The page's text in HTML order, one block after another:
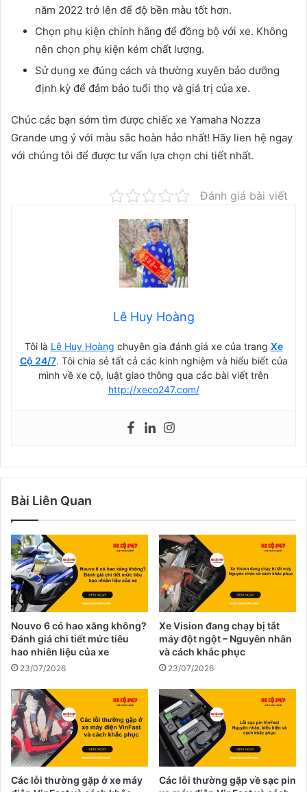
năm 2022 trở lên để độ bền màu tốt hơn.
Chọn phụ kiện chính hãng để đồng bộ với xe. Không
nên chọn phụ kiện kém chất lượng.
Sử dụng xe đúng cách và thường xuyên bảo dưỡng
định kỳ để đảm bảo tuổi thọ và giá trị của xe.
Chúc các bạn sớm tìm được chiếc xe Yamaha Nozza
Grande ưng ý với màu sắc hoàn hảo nhất! Hãy lien hệ ngay
với chúng tôi để được tư vấn lựa chọn chi tiết nhất.
Đánh giá bài viết
Lê Huy Hoàng
Tôi là Lê Huy Hoàng chuyên gia đánh giá xe của trang Xe
Cộ 24/7. Tôi chia sẻ tất cả các kinh nghiệm và hiểu biết của
mình về xe cộ, luật giao thông qua các bài viết trên
http://xeco247.com/
Bài Liên Quan
Nouvo 6 có hao xăng không?
Đánh giá chi tiết mức tiêu
hao nhiên liệu của xe
23/07/2026
Xe Vision đang chạy bị tắt
máy đột ngột – Nguyên nhân
và cách khắc phục
23/07/2026
Các lỗi thường gặp ở xe máy
Các lỗi thường gặp về sạc pin